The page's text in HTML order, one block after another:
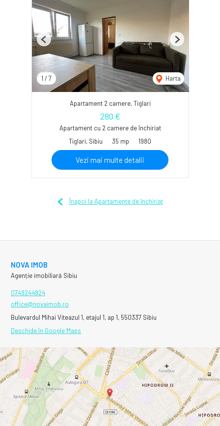
1 / 7 Harta
Previous Next
Apartament 2 camere, Tiglari
280 €
Apartament cu 2 camere de închiriat
Tiglari, Sibiu
35 mp 1980
Vezi mai multe detalii
Înapoi la Apartamente de închiriat
NOVA IMOB
Agenție imobiliară Sibiu
0749244824
office@novaimob.ro
Bulevardul Mihai Viteazul 1, etajul 1, ap 1, 550337 Sibiu
Deschide în Google Maps